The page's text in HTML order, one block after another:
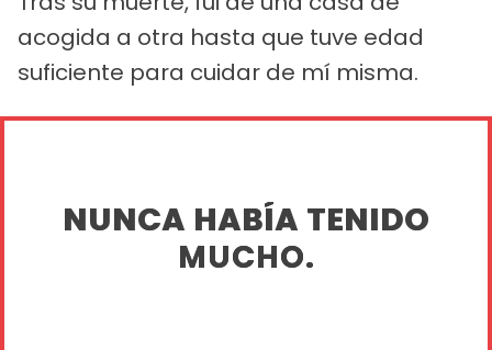
acogida a otra hasta que tuve edad
suficiente para cuidar de mí misma.
NUNCA HABÍA TENIDO
MUCHO.